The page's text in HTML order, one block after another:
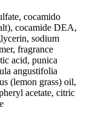
cocamido
cocamide DEA,
sodium
fragrance
acid, punica
angustifolia
(lemon grass) oil,
acetate, citric